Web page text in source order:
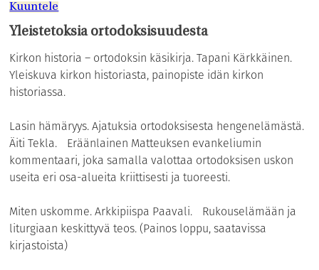
Kuuntele
Yleistetoksia ortodoksisuudesta
Kirkon historia – ortodoksin käsikirja. Tapani Kärkkäinen.
Yleiskuva kirkon historiasta, painopiste idän kirkon
historiassa.
Lasin hämäryys. Ajatuksia ortodoksisesta hengenelämästä.
Äiti Tekla. Eräänlainen Matteuksen evankeliumin
kommentaari, joka samalla valottaa ortodoksisen uskon
useita eri osa-alueita kriittisesti ja tuoreesti.
Miten uskomme. Arkkipiispa Paavali. Rukouselämään ja
liturgiaan keskittyvä teos. (Painos loppu, saatavissa
kirjastoista)